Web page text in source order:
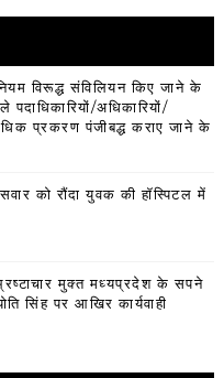
विरूद्ध संविलियन किए जाने के
पदाधिकारियों/अधिकारियों/
प्रकरण पंजीबद्ध कराए जाने के
को रौंदा युवक की हॉस्पिटल में
मुक्त मध्यप्रदेश के सपने
सिंह पर आखिर कार्यवाही